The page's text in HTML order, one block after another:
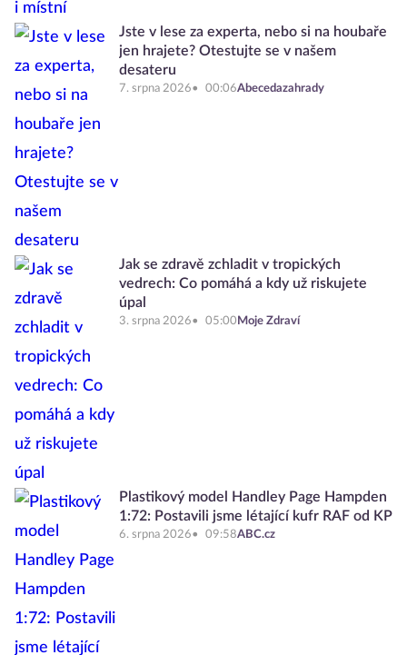
Jste v lese za experta, nebo si na houbaře
jen hrajete? Otestujte se v našem
desateru
7. srpna 2026 00:06Abecedazahrady
Jak se zdravě zchladit v tropických
vedrech: Co pomáhá a kdy už riskujete
úpal
3. srpna 2026 05:00 Moje Zdraví
Plastikový model Handley Page Hampden
1:72: Postavili jsme létající kufr RAF od KP
6. srpna 2026 09:58ABC.cz